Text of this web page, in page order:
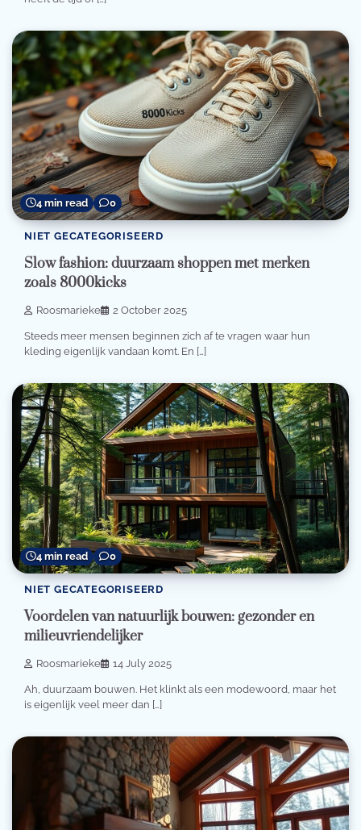
4 min read 0
NIET GECATEGORISEERD
Slow fashion: duurzaam shoppen met merken
zoals 8000kicks
Roosmarieke 2 October 2025
Steeds meer mensen beginnen zich af te vragen waar hun
kleding eigenlijk vandaan komt. En […]
4 min read 0
NIET GECATEGORISEERD
Voordelen van natuurlijk bouwen: gezonder en
milieuvriendelijker
Roosmarieke 14 July 2025
Ah, duurzaam bouwen. Het klinkt als een modewoord, maar het
is eigenlijk veel meer dan […]